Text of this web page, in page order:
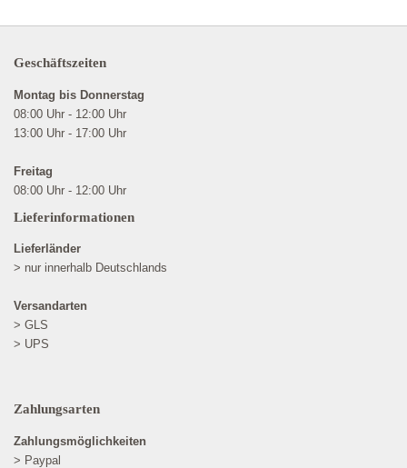
Geschäftszeiten
Montag bis Donnerstag
08:00 Uhr - 12:00 Uhr
13:00 Uhr - 17:00 Uhr
Freitag
08:00 Uhr - 12:00 Uhr
Lieferinformationen
Lieferländer
> nur innerhalb Deutschlands
Versandarten
> GLS
> UPS
Zahlungsarten
Zahlungsmöglichkeiten
> Paypal